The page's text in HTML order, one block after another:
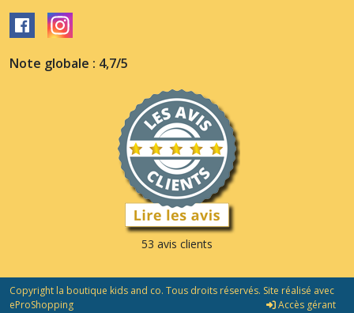
Note globale : 4,7/5
53 avis clients
Copyright la boutique kids and co. Tous droits réservés. Site réalisé avec
eProShopping
Accès gérant